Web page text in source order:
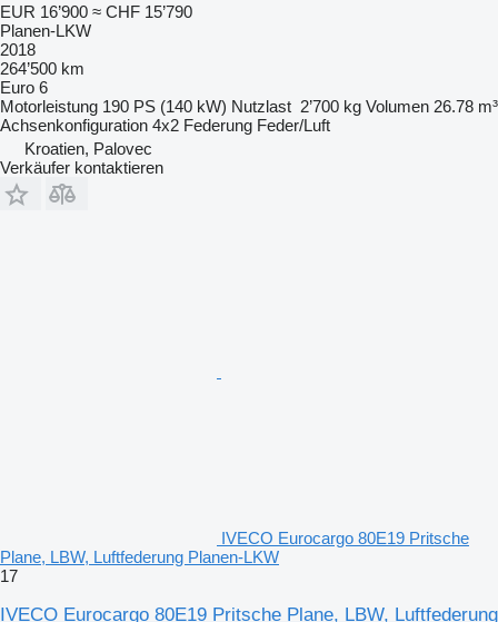
EUR 16’900 ≈ CHF 15’790
Planen-LKW
2018
264’500 km
Euro 6
Motorleistung 190 PS (140 kW) Nutzlast 2’700 kg Volumen 26.78 m³
Achsenkonfiguration 4x2 Federung Feder/Luft
Kroatien, Palovec
Verkäufer kontaktieren
IVECO Eurocargo 80E19 Pritsche
Plane, LBW, Luftfederung Planen-LKW
17
IVECO Eurocargo 80E19 Pritsche Plane, LBW, Luftfederung